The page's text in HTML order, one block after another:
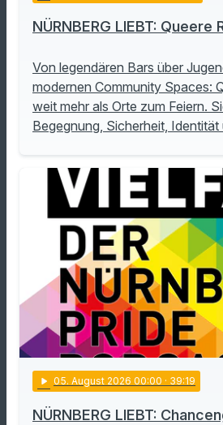
NÜRNBERG LIEBT: Queere
Von legendären Bars über
modernen Community Spaces:
weit mehr als Orte zum Feiern.
Begegnung, Sicherheit,
play_arrow 05. August 2026 00:00 · 39:19
NÜRNBERG LIEBT: